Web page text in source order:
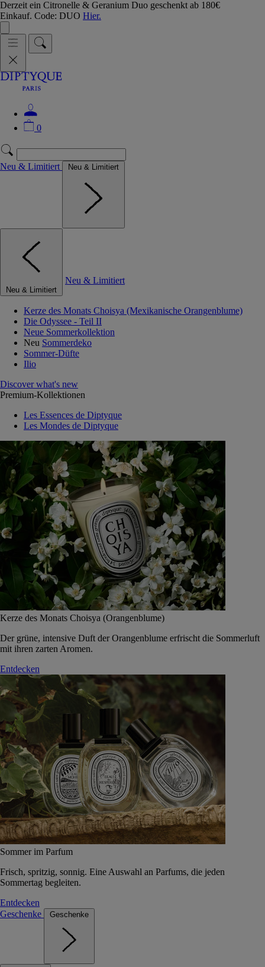
Derzeit ein Citronelle & Geranium Duo geschenkt ab 180€
Einkauf. Code: DUO Hier.
0
Neu & Limitiert Neu & Limitiert
Neu & Limitiert
Neu & Limitiert
Kerze des Monats Choisya (Mexikanische Orangenblume)
Die Odyssee - Teil II
Neue Sommerkollektion
Neu Sommerdeko
Sommer-Düfte
Ilio
Discover what's new
Premium-Kollektionen
Les Essences de Diptyque
Les Mondes de Diptyque
Kerze des Monats Choisya (Orangenblume)
Der grüne, intensive Duft der Orangenblume erfrischt die Sommerluft
mit ihren zarten Aromen.
Entdecken
Sommer im Parfum
Frisch, spritzig, sonnig. Eine Auswahl an Parfums, die jeden
Sommertag begleiten.
Entdecken
Geschenke
Geschenke